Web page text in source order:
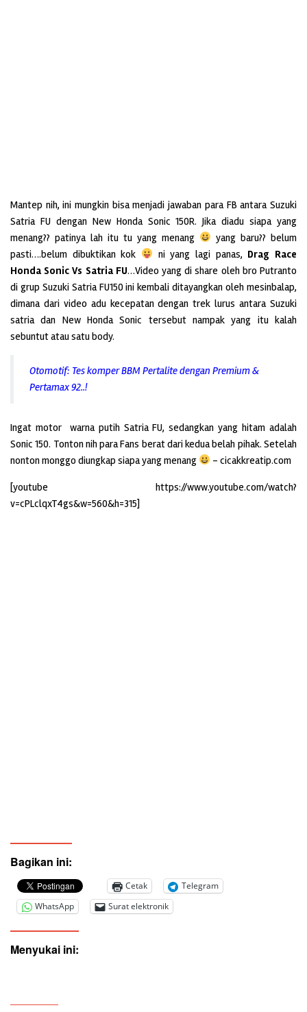
Mantep nih, ini mungkin bisa menjadi jawaban para FB antara Suzuki
Satria FU dengan New Honda Sonic 150R. Jika diadu siapa yang
menang?? patinya lah itu tu yang menang
yang baru?? belum
pasti….belum dibuktikan kok
ni yang lagi panas, Drag Race
Honda Sonic Vs Satria FU…Video yang di share oleh bro Putranto
di grup Suzuki Satria FU150 ini kembali ditayangkan oleh mesinbalap,
dimana dari video adu kecepatan dengan trek lurus antara Suzuki
satria dan New Honda Sonic tersebut nampak yang itu kalah
sebuntut atau satu body.
Otomotif: Tes komper BBM Pertalite dengan Premium &
Pertamax 92..!
Ingat motor warna putih Satria FU, sedangkan yang hitam adalah
Sonic 150. Tonton nih para Fans berat dari kedua belah pihak. Setelah
nonton monggo diungkap siapa yang menang
– cicakkreatip.com
[youtube https://www.youtube.com/watch?
v=cPLclqxT4gs&w=560&h=315]
Bagikan ini:
Cetak
Telegram
WhatsApp
Surat elektronik
Menyukai ini: